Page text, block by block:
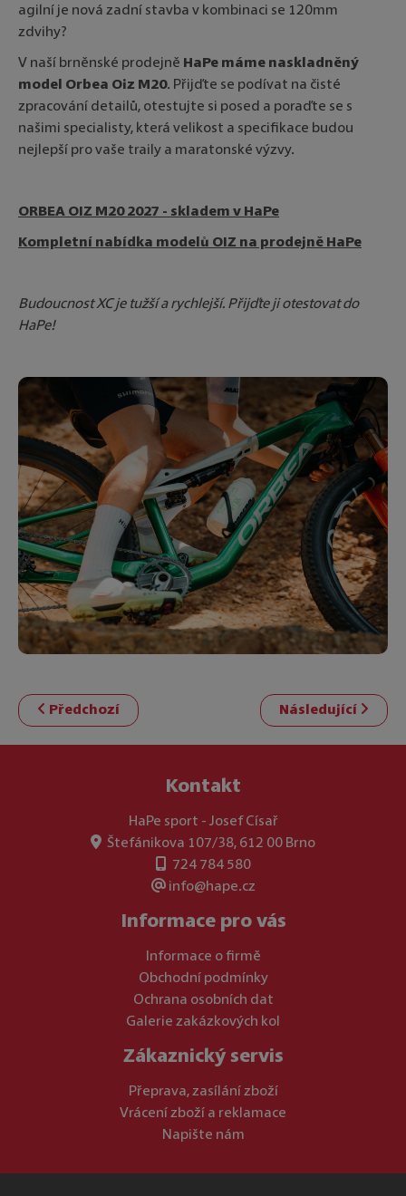
agilní je nová zadní stavba v kombinaci se 120mm
zdvihy?
V naší brněnské prodejně HaPe máme naskladněný
model Orbea Oiz M20. Přijďte se podívat na čisté
zpracování detailů, otestujte si posed a poraďte se s
našimi specialisty, která velikost a specifikace budou
nejlepší pro vaše traily a maratonské výzvy.
ORBEA OIZ M20 2027 - skladem v HaPe
Kompletní nabídka modelů OIZ na prodejně HaPe
Budoucnost XC je tužší a rychlejší. Přijďte ji otestovat do
HaPe!
Předchozí Následující
Kontakt
HaPe sport - Josef Císař
Štefánikova 107/38, 612 00 Brno
724 784 580
info@hape.cz
Informace pro vás
Informace o firmě
Obchodní podmínky
Ochrana osobních dat
Galerie zakázkových kol
Zákaznický servis
Přeprava, zasílání zboží
Vrácení zboží a reklamace
Napište nám